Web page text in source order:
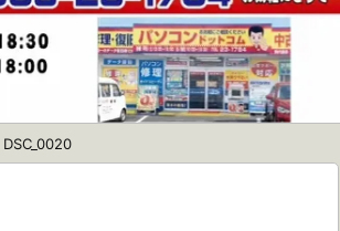


DSC_0020